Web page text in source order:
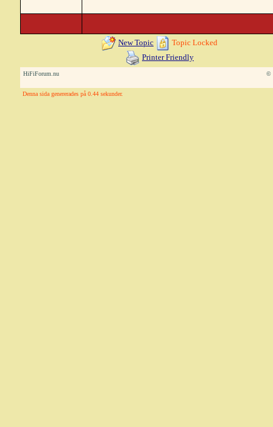
New Topic
Topic Locked
Printer Friendly
HiFiForum.nu ©
Denna sida genererades på 0.44 sekunder.